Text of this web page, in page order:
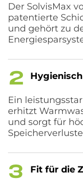
Der SolvisMax
patentierte
und gehört zu
Hy­gie­nisch
Ein
erhitzt
und sorgt für
Fit für die